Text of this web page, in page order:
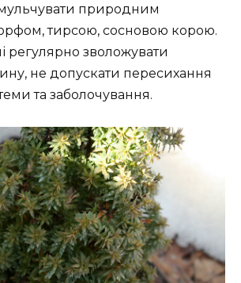
природним
тирсою, сосновою корою.
регулярно зволожувати
не допускати пересихання
та заболочування.